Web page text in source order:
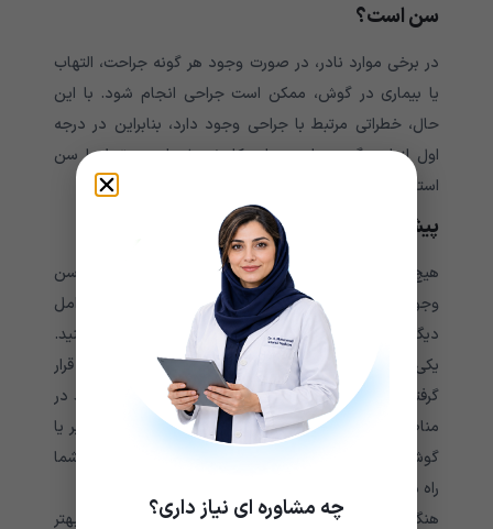
سن است؟
در برخی موارد نادر، در صورت وجود هر گونه جراحت، التهاب
یا بیماری در گوش، ممکن است جراحی انجام شود. با این
حال، خطراتی مرتبط با جراحی وجود دارد، بنابراین در درجه
اول از این گزینه برای درمان کاهش شنوایی مرتبط با سن
استفاده نمی‌‌‌‌‌‌‌‌‌‌‌‌‌‌‌‌‌‌‌‌‌‌‌‌‌‌‌‌‌‌‌‌‌‌‌‌‌شود.
پیشگیری از کاهش شنوایی مرتبط با سن
هیچ راه مشخصی برای پیشگیری از کم شنوایی مرتبط با سن
وجود ندارد، اما شما می‌‌‌‌‌‌‌‌‌‌‌‌‌‌‌‌‌‌‌‌‌‌‌‌‌‌‌‌‌‌‌‌‌‌‌‌‌توانید از گوش خود در برابر عوامل
دیگری که ممکن است در ایجاد آن نقش دارند محافظت کنید.
یکی از راهکارهای اصلی حفظ سلامت گوش و جلوگیری از قرار
گرفتن در معرض بیش از حد صدا است. اگر مجبور هستید در
مناطقی باشید که صداهای بلند دارند، استفاده از گوش گیر یا
گوش بند می‌‌‌‌‌‌‌‌‌‌‌‌‌‌‌‌‌‌‌‌‌‌‌‌‌‌‌‌‌‌‌‌‌‌‌‌‌تواند به محدود کردن صدایی که به گوش شما
راه می‌‌‌‌‌‌‌‌‌‌‌‌‌‌‌‌‌‌‌‌‌‌‌‌‌‌‌‌‌‌‌‌‌‌‌‌‌یابد کمک کند.
هنگامی‌‌‌‌‌‌‌‌‌‌‌‌‌‌‌‌‌‌‌‌‌‌‌‌‌‌‌‌‌‌‌‌‌‌‌‌‌که از کم شنوایی رنج می‌‌‌‌‌‌‌‌‌‌‌‌‌‌‌‌‌‌‌‌‌‌‌‌‌‌‌‌‌‌‌‌‌‌‌‌‌برید، برای تشخیص بهتر
چه مشاوره ای نیاز داری؟